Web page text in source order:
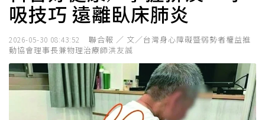
吸技巧 遠離臥床肺炎
2026-05-30 08:43:52
聯合報 ／ 文／台灣身心障礙暨弱勢者權益推
動協會理事長兼物理治療師洪友誠